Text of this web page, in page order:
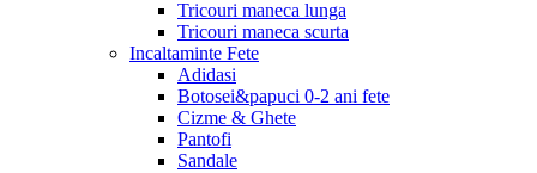
Tricouri maneca lunga
Tricouri maneca scurta
Incaltaminte Fete
Adidasi
Botosei&papuci 0-2 ani fete
Cizme & Ghete
Pantofi
Sandale